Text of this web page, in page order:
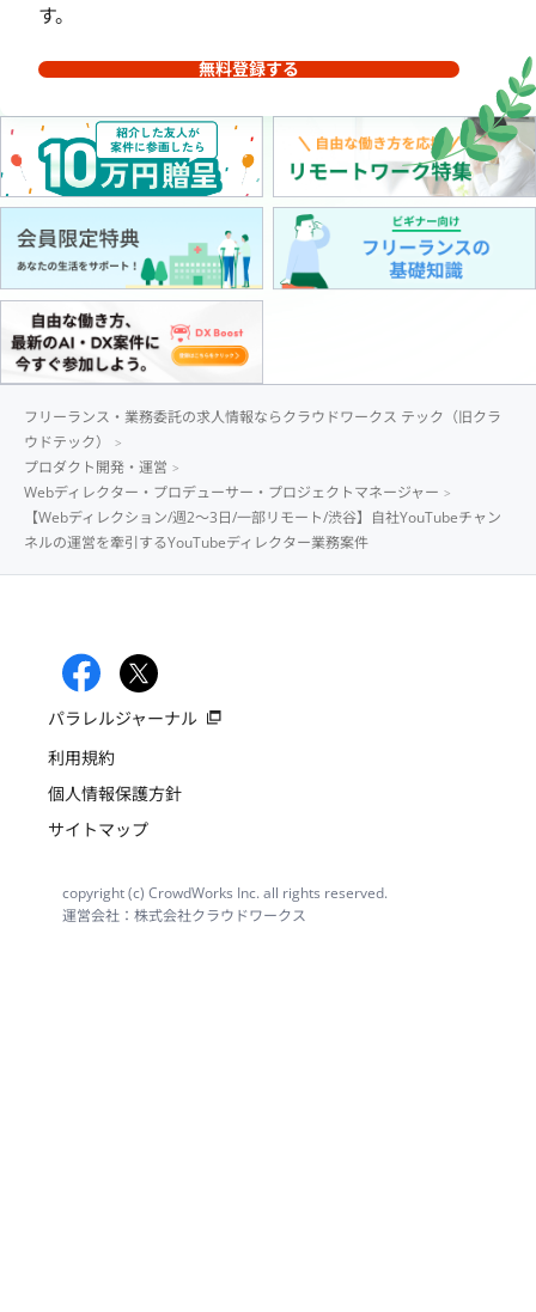
す。
無料登録する
フリーランス・業務委託の求人情報ならクラウドワークス テック（旧クラ
ウドテック）
プロダクト開発・運営
Webディレクター・プロデューサー・プロジェクトマネージャー
【Webディレクション/週2〜3日/一部リモート/渋谷】自社YouTubeチャン
ネルの運営を牽引するYouTubeディレクター業務案件
パラレルジャーナル
利用規約
個人情報保護方針
サイトマップ
copyright (c) CrowdWorks Inc. all rights reserved.
運営会社：株式会社クラウドワークス